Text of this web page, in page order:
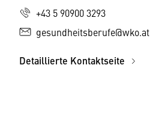
+43 5 90900 3293
gesundheitsberufe@wko.at
Detaillierte Kontaktseite